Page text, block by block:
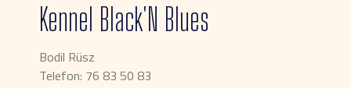
Kennel Black'N Blues
Bodil Rüsz
Telefon: 76 83 50 83